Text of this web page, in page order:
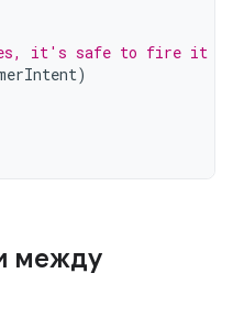
it's safe to fire it
)
между